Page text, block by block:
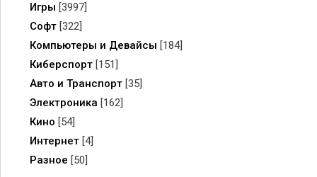
Игры [3997]
Софт [322]
Компьютеры и Девайсы [184]
Киберспорт [151]
Авто и Транспорт [35]
Электроника [162]
Кино [54]
Интернет [4]
Разное [50]